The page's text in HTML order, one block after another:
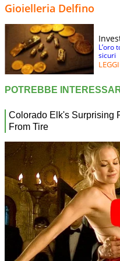
Gioielleria Delfino
L’oro
sicuri
LEGGI